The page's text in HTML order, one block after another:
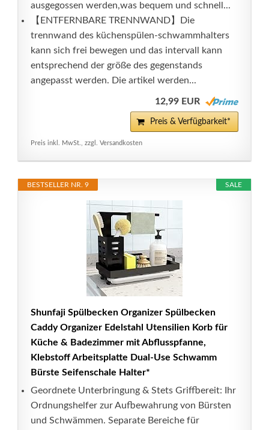
ausgegossen werden,was bequem und schnell...
【ENTFERNBARE TRENNWAND】Die
trennwand des küchenspülen-schwammhalters
kann sich frei bewegen und das intervall kann
entsprechend der größe des gegenstands
angepasst werden. Die artikel werden...
12,99 EUR
Preis & Verfügbarkeit*
Preis inkl. MwSt., zzgl. Versandkosten
SALE
BESTSELLER NR. 9
Shunfaji Spülbecken Organizer Spülbecken
Caddy Organizer Edelstahl Utensilien Korb für
Küche & Badezimmer mit Abflusspfanne,
Klebstoff Arbeitsplatte Dual-Use Schwamm
Bürste Seifenschale Halter*
Geordnete Unterbringung & Stets Griffbereit: Ihr
Ordnungshelfer zur Aufbewahrung von Bürsten
und Schwämmen. Separate Bereiche für